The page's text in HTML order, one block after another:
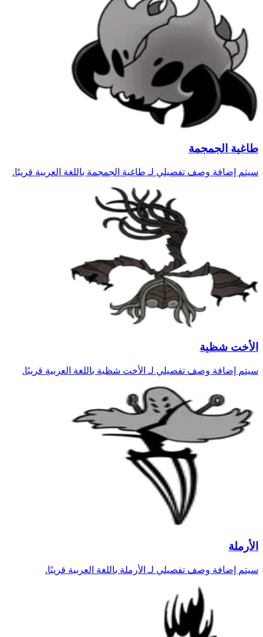
طاغية الجمجمة
سيتم إضافة وصف تفصيلي لـ طاغية الجمجمة باللغة العربية قريبًا.
الأخت شظية
سيتم إضافة وصف تفصيلي لـ الأخت شظية باللغة العربية قريبًا.
الأرملة
سيتم إضافة وصف تفصيلي لـ الأرملة باللغة العربية قريبًا.